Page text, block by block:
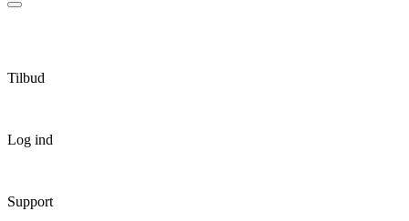
Tilbud
Log ind
Support